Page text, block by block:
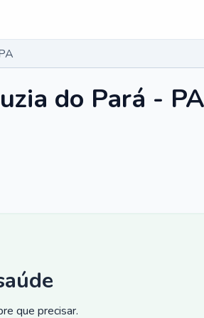
do Pará - PA
que precisar.